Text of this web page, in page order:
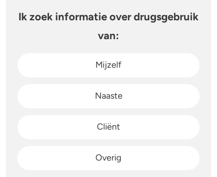
Ik zoek informatie over drugsgebruik
van:
Mijzelf
Naaste
Cliënt
Overig